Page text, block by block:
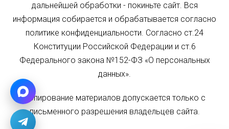
дальнейшей обработки - покиньте сайт. Вся
информация собирается и обрабатывается согласно
политике конфиденциальности. Согласно ст.24
Конституции Российской Федерации и ст.6
Федерального закона №152-ФЗ «О персональных
данных».
Копирование материалов допускается только с
письменного разрешения владельцев сайта.